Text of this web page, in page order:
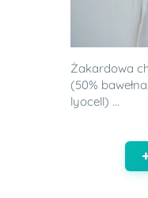
Żakardowa
(50%
lyocell) ...